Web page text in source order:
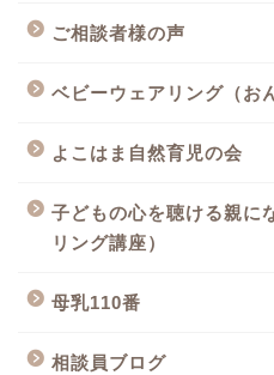
ご相談者様の声
ベビーウェアリング（お
よこはま自然育児の会
子どもの心を聴ける親に
リング講座）
母乳110番
相談員ブログ